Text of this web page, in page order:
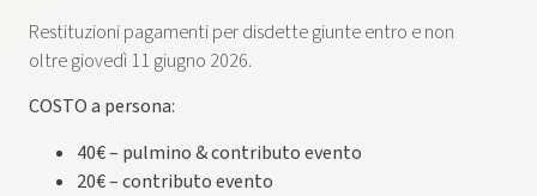
Restituzioni pagamenti per disdette giunte entro e non
oltre giovedì 11 giugno 2026.
COSTO a persona:
40€ – pulmino & contributo evento
20€ – contributo evento